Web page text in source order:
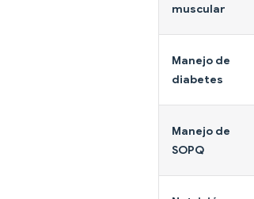
muscular
Manejo de
diabetes
Manejo de
SOPQ